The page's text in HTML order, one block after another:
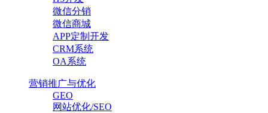
微信分销
微信商城
APP定制开发
CRM系统
OA系统
营销推广与优化
GEO
网站优化/SEO